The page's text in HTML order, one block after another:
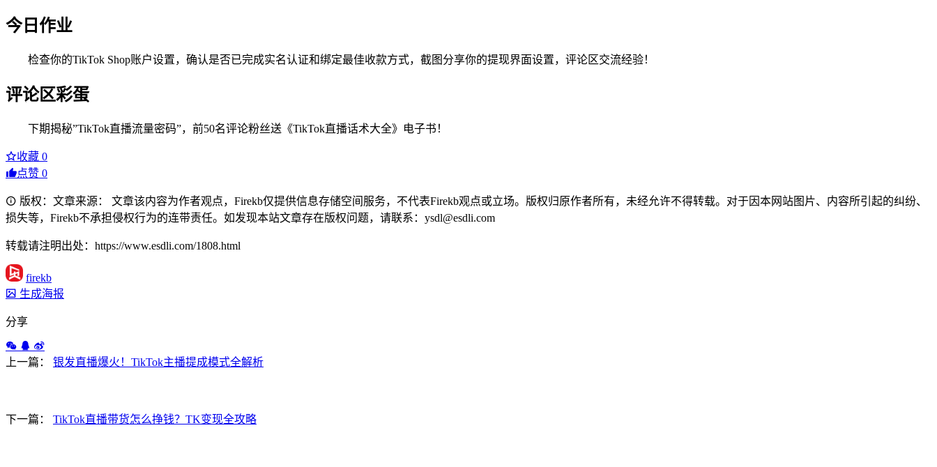
今日作业
检查你的TikTok Shop账户设置，确认是否已完成实名认证和绑定最佳收款方式，截图分享你的提现界面设置，评论区交流经验！
评论区彩蛋
下期揭秘”TikTok直播流量密码”，前50名评论粉丝送《TikTok直播话术大全》电子书！
收藏 0
点赞 0
版权：文章来源： 文章该内容为作者观点，Firekb仅提供信息存储空间服务，不代表Firekb观点或立场。版权归原作者所有，未经允许不得转载。对于因本网站图片、内容所引起的纠纷、
损失等，Firekb不承担侵权行为的连带责任。如发现本站文章存在版权问题，请联系：ysdl@esdli.com
转载请注明出处：https://www.esdli.com/1808.html
firekb
生成海报
分享
上一篇： 银发直播爆火！TikTok主播提成模式全解析
下一篇： TikTok直播带货怎么挣钱？TK变现全攻略